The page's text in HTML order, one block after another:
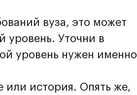
вуза, это может
уровень. Уточни в
уровень нужен именно
или история. Опять же,